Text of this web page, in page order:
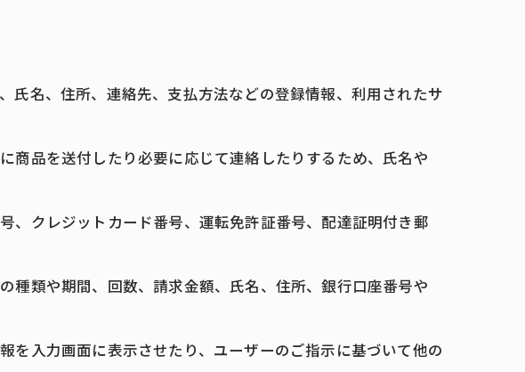
氏名、住所、連絡先、支払方法などの登録情報、利用されたサ
商品を送付したり必要に応じて連絡したりするため、氏名や
、クレジットカード番号、運転免許証番号、配達証明付き郵
種類や期間、回数、請求金額、氏名、住所、銀行口座番号や
を入力画面に表示させたり、ユーザーのご指示に基づいて他の